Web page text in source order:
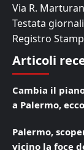
Via R.
Testata
Registro
Articoli
Cambia il
a Palermo,
Palermo,
vicino la foce